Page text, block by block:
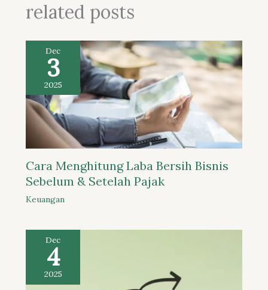
related posts
Dec
3
2025
Cara Menghitung Laba Bersih Bisnis
Sebelum & Setelah Pajak
Keuangan
Dec
4
2025